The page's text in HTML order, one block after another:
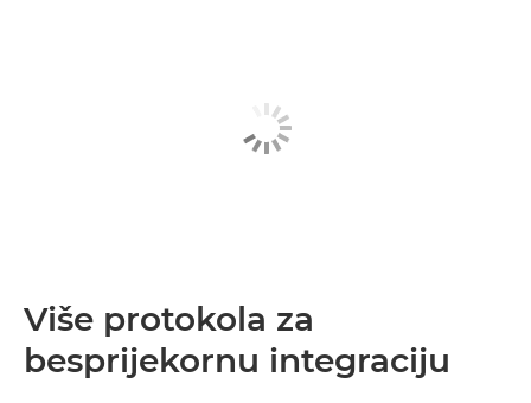
Više protokola za
besprijekornu integraciju